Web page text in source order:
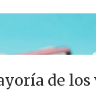
de los